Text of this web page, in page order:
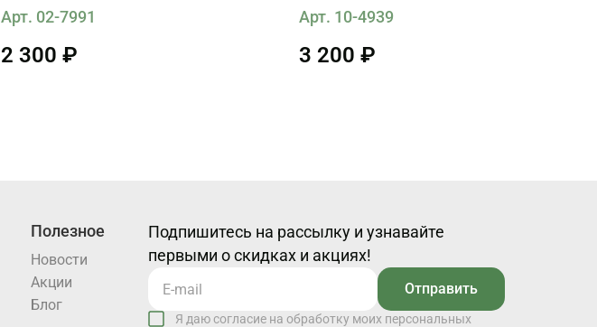
Арт. 02-7991
2 300 ₽
Арт. 10-4939
3 200 ₽
Полезное
Новости
Акции
Блог
Подпишитесь на рассылку и узнавайте
первыми о скидках и акциях!
Отправить
Я даю согласие на обработку моих персональных